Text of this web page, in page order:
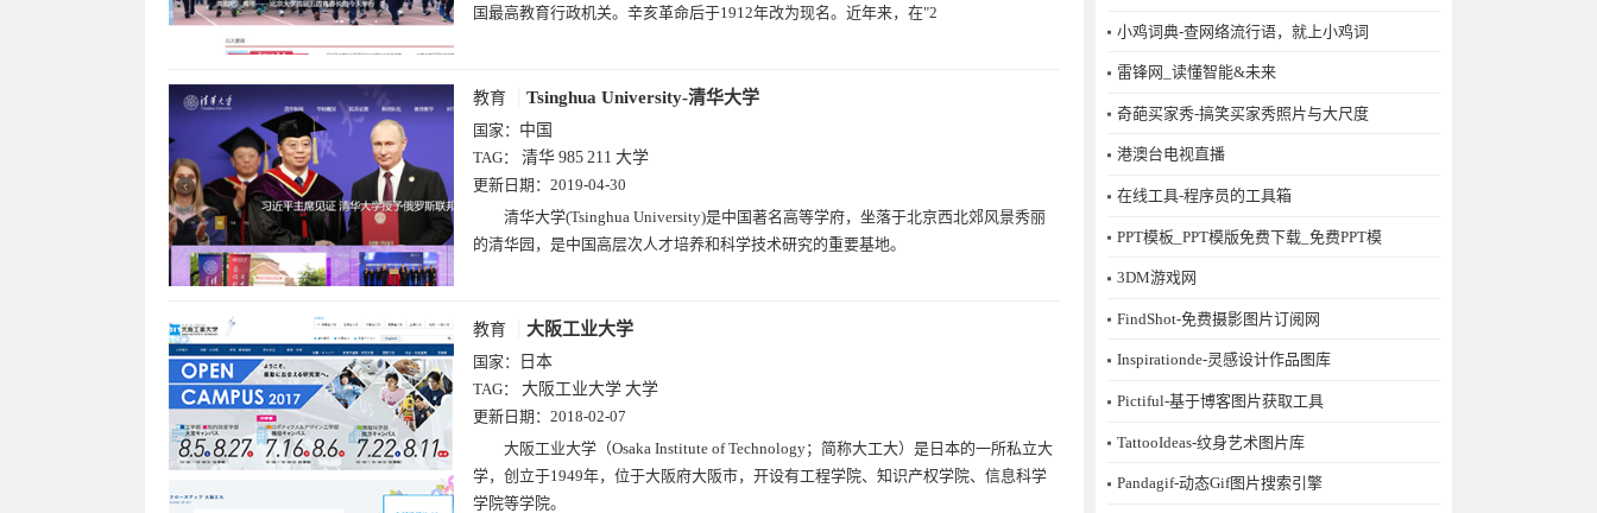
国最高教育行政机关。辛亥革命后于1912年改为现名。近年来，在"2
教育 Tsinghua University-清华大学
国家： 中国
TAG： 清华 985 211 大学
更新日期： 2019-04-30
清华大学(Tsinghua University)是中国著名高等学府，坐落于北京西北郊风景秀丽
的清华园，是中国高层次人才培养和科学技术研究的重要基地。
教育 大阪工业大学
国家：
日本
TAG： 大阪工业大学 大学
更新日期： 2018-02-07
大阪工业大学（Osaka Institute of Technology；简称大工大）是日本的一所私立大
学，创立于1949年，位于大阪府大阪市，开设有工程学院、知识产权学院、信息科学
学院等学院。
小鸡词典-查网络流行语，就上小鸡词
雷锋网_读懂智能&未来
奇葩买家秀-搞笑买家秀照片与大尺度
港澳台电视直播
在线工具-程序员的工具箱
PPT模板_PPT模版免费下载_免费PPT模
3DM游戏网
FindShot-免费摄影图片订阅网
Inspirationde-灵感设计作品图库
Pictiful-基于博客图片获取工具
TattooIdeas-纹身艺术图片库
Pandagif-动态Gif图片搜索引擎